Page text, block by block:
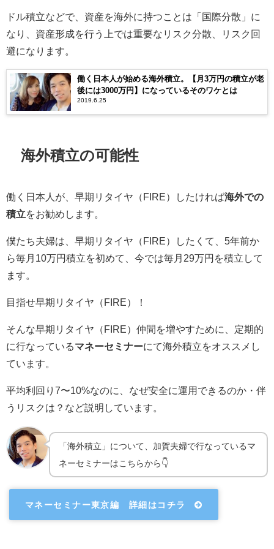
ドル積立などで、資産を海外に持つことは「国際分散」に
なり、資産形成を行う上では重要なリスク分散、リスク回
避になります。
働く日本人が始める海外積立。【月3万円の積立が老
後には3000万円】になっているそのワケとは
2019.6.25
海外積立の可能性
働く日本人が、早期リタイヤ（FIRE）したければ海外での
積立をお勧めします。
僕たち夫婦は、早期リタイヤ（FIRE）したくて、5年前か
ら毎月10万円積立を初めて、今では毎月29万円を積立して
ます。
目指せ早期リタイヤ（FIRE）！
そんな早期リタイヤ（FIRE）仲間を増やすために、定期的
に行なっているマネーセミナーにて海外積立をオススメし
ています。
平均利回り7〜10%なのに、なぜ安全に運用できるのか・伴
うリスクは？など説明しています。
「海外積立」について、加賀夫婦で行なっているマ
ネーセミナーはこちらから👇
マネーセミナー東京編 詳細はコチラ